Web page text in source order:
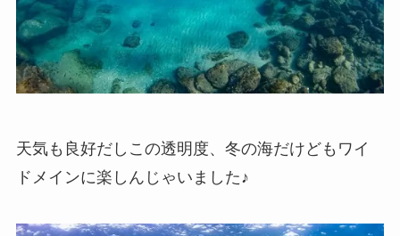
天気も良好だしこの透明度、冬の海だけどもワイ
ドメインに楽しんじゃいました♪